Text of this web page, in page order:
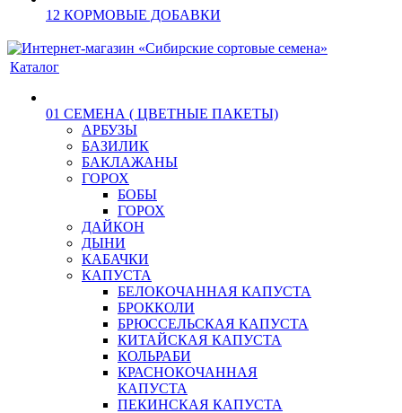
12 КОРМОВЫЕ ДОБАВКИ
Каталог
01 СЕМЕНА ( ЦВЕТНЫЕ ПАКЕТЫ)
АРБУЗЫ
БАЗИЛИК
БАКЛАЖАНЫ
ГОРОХ
БОБЫ
ГОРОХ
ДАЙКОН
ДЫНИ
КАБАЧКИ
КАПУСТА
БЕЛОКОЧАННАЯ КАПУСТА
БРОККОЛИ
БРЮССЕЛЬСКАЯ КАПУСТА
КИТАЙСКАЯ КАПУСТА
КОЛЬРАБИ
КРАСНОКОЧАННАЯ
КАПУСТА
ПЕКИНСКАЯ КАПУСТА